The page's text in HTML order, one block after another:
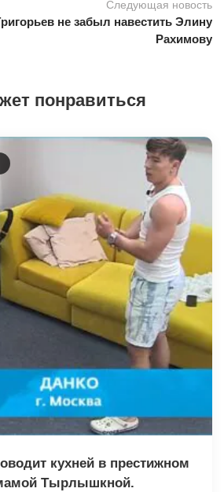
Следующая новость
не забыл навестить Элину
Рахимову
понравиться
кухней в престижном
Тырлышкной.